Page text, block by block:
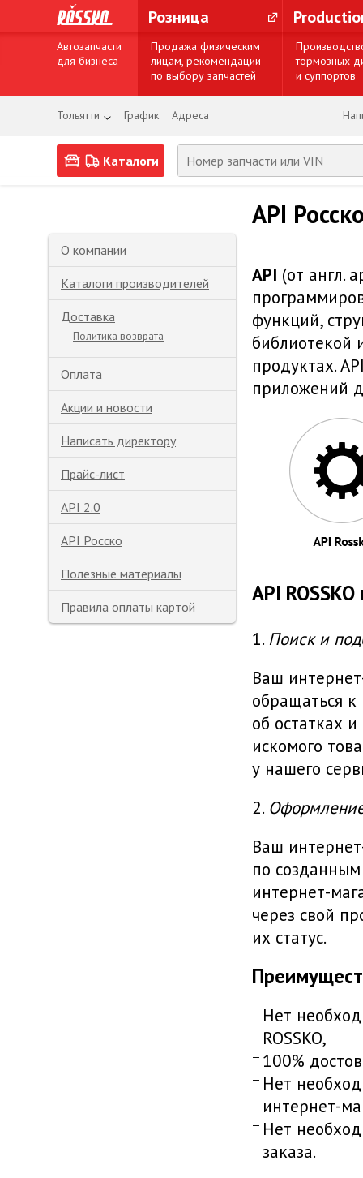
Розница
Автозапчасти
для бизнеса
Продажа физическим
лицам, рекомендации
по выбору запчастей
тормозных
и суппортов
Тольятти График Адреса
Каталоги
О компании
Каталоги производителей
Доставка
Политика возврата
Оплата
Акции и новости
Написать директору
Прайс-лист
API 2.0
API Росско
Полезные материалы
Правила оплаты картой
API
API (от англ.
функций,
библиотекой
продуктах.
приложений
API
1. Поиск и
Ваш
обращаться
об остатках
искомого
у нашего
2.
Ваш
по
интернет-
через свой
их статус.
Нет
ROSSKO,
100%
Нет
интернет-
Нет
заказа.